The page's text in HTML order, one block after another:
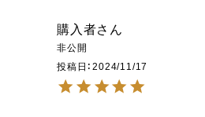
購入者
非公開
投稿日
2024/11/17